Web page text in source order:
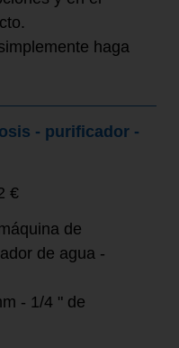
haga
- purificador -
€
de
de agua -
- 1/4 " de